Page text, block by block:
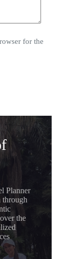
for the
Planner
through
the